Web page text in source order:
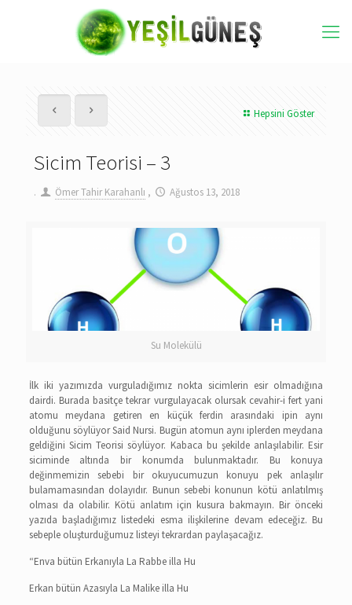
Hepsini Göster
Sicim Teorisi – 3
. Ömer Tahir Karahanlı , Ağustos 13, 2018
Su Molekülü
İlk iki yazımızda vurguladığımız nokta sicimlerin esir olmadığına
dairdi. Burada basitçe tekrar vurgulayacak olursak cevahir-i fert yani
atomu meydana getiren en küçük ferdin arasındaki ipin aynı
olduğunu söylüyor Said Nursi. Bugün atomun aynı iplerden meydana
geldiğini Sicim Teorisi söylüyor. Kabaca bu şekilde anlaşılabilir. Esir
siciminde altında bir konumda bulunmaktadır. Bu konuya
değinmemizin sebebi bir okuyucumuzun konuyu pek anlaşılır
bulamamasından dolayıdır. Bunun sebebi konunun kötü anlatılmış
olması da olabilir. Kötü anlatım için kusura bakmayın. Bir önceki
yazıda başladığımız listedeki esma ilişkilerine devam edeceğiz. Bu
sebeple oluşturduğumuz listeyi tekrardan paylaşacağız.
“Enva bütün Erkanıyla La Rabbe illa Hu
Erkan bütün Azasıyla La Malike illa Hu